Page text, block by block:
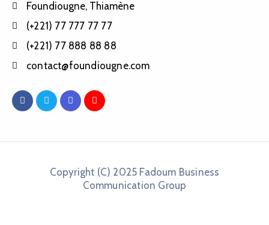
Foundiougne, Thiamène
(+221) 77 777 77 77
(+221) 77 888 88 88
contact@foundiougne.com
Copyright (C) 2025 Fadoum Business
Communication Group